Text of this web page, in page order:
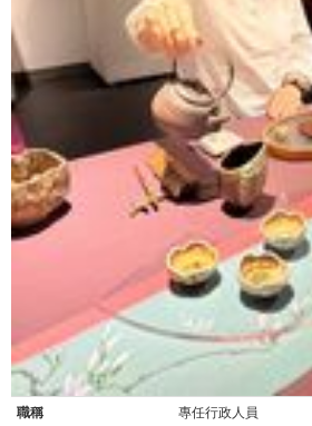
職稱
專任行政人員